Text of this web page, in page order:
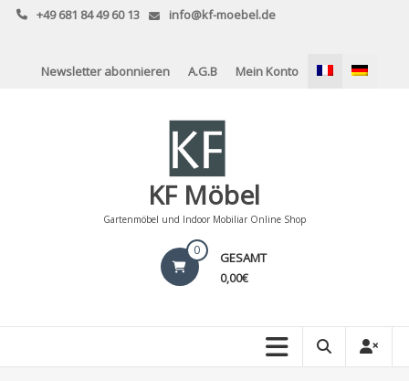
Skip
+49 681 84 49 60 13 info@kf-moebel.de
Newsletter abonnieren A.G.B Mein Konto
KF Möbel
Gartenmöbel und Indoor Mobiliar Online Shop
0 GESAMT
0,00€